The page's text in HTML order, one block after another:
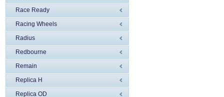
Race Ready
Racing Wheels
Radius
Redbourne
Remain
Replica H
Replica OD